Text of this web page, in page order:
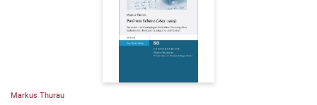
Markus Thurau